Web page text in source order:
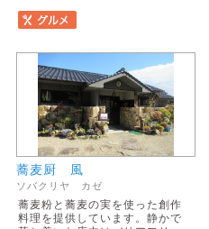
蕎麦厨 風
ソバクリヤ カゼ
蕎麦粉と蕎麦の実を使った創作
料理を提供しています。静かで